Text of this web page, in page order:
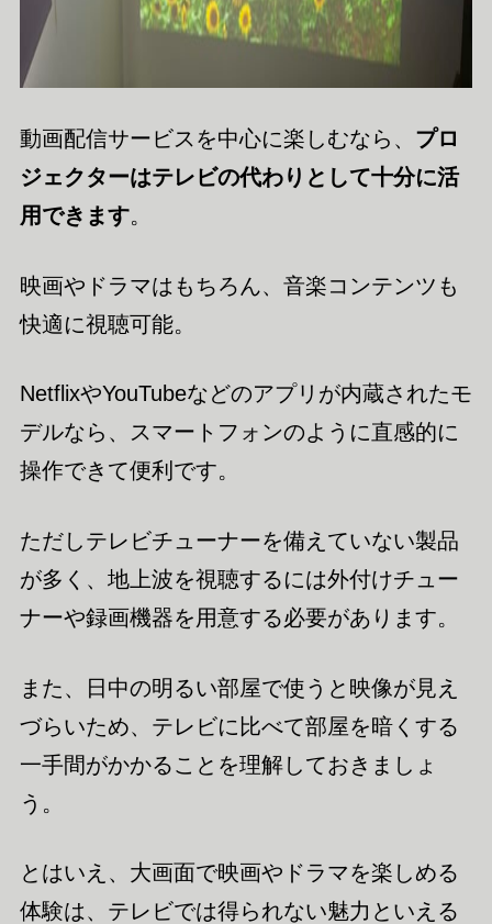
動画配信サービスを中心に楽しむなら、 プロ
ジェクターはテレビの代わりとして十分に活
用できます。
映画やドラマはもちろん、音楽コンテンツも
快適に視聴可能。
NetflixやYouTubeなどのアプリが内蔵されたモ
デルなら、スマートフォンのように直感的に
操作できて便利です。
ただしテレビチューナーを備えていない製品
が多く、地上波を視聴するには外付けチュー
ナーや録画機器を用意する必要があります。
また、日中の明るい部屋で使うと映像が見え
づらいため、テレビに比べて部屋を暗くする
一手間がかかることを理解しておきましょ
う。
とはいえ、大画面で映画やドラマを楽しめる
体験は、テレビでは得られない魅力といえる